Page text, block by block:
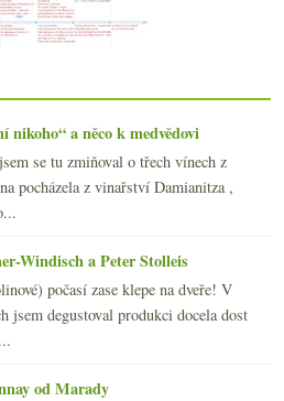
nikoho“ a něco k medvědovi
se tu zmiňoval o třech vínech z
pocházela z vinařství Damianitza ,
Windisch a Peter Stolleis
počasí zase klepe na dveře! V
jsem degustoval produkci docela dost
od Marady